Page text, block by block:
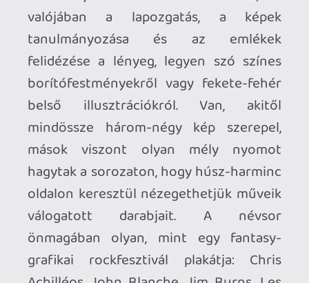
Nosztalgia ide vagy oda, a Magic Realms:
Varázsbirodalmak nemcsak azoknak szól,
akik gyerekként rongyosra lapozták a
sorozat köteteit. Persze számukra szinte
kötelező darab, és valószínűleg
veszélyesen erős nosztalgiamágia hatása
alá kerülnek majd. De azoknak is izgalmas
lehet, akik a fantasyillusztráció, a
játéktörténet vagy a nyolcvanas–
kilencvenes évek vizuális kultúrája felől
érkeznek. Ez a könyv ékes bizonyítéka
annak, hogy a Fighting Fantasy képei
nem egyszerűen kiegészítették a
kalandot, hanem elválaszthatatlanok
voltak attól.